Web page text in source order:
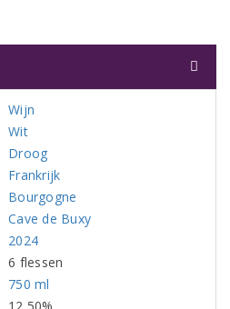
Wijn
Wit
Droog
Frankrijk
Bourgogne
Cave de Buxy
2024
6 flessen
750 ml